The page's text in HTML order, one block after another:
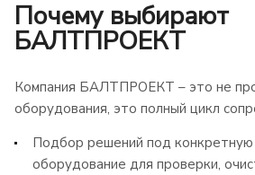
Почему выбирают
БАЛТПРОЕКТ
Компания БАЛТПРОЕКТ – это не
оборудования, это полный цикл
Подбор решений под конкретную
оборудование для проверки,